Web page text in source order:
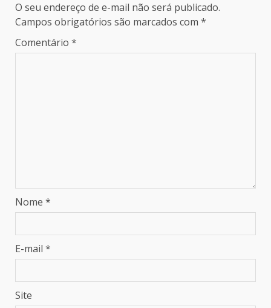
O seu endereço de e-mail não será publicado.
Campos obrigatórios são marcados com *
Comentário *
Nome *
E-mail *
Site